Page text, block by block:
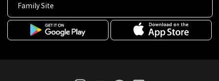
Family Site